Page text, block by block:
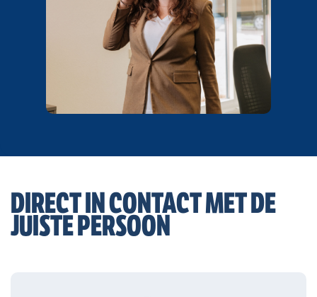
DIRECT IN CONTACT MET DE
JUISTE PERSOON